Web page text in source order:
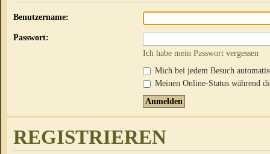
Benutzername:
Passwort:
Ich habe mein Passwort vergessen
Mich bei jedem Besuch
Meinen Online-Status während
REGISTRIEREN